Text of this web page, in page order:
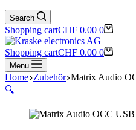
Search
Shopping cartCHF 0.00 0
Shopping cartCHF 0.00 0
Menu
Home Zubehör Matrix Audio
🔍